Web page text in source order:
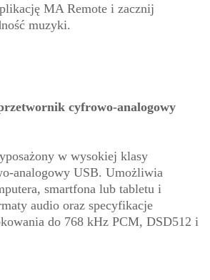
MA Remote i zacznij
muzyki.
cyfrowo-analogowy
w wysokiej klasy
analogowy USB. Umożliwia
smartfona lub tabletu i
audio oraz specyfikacje
do 768 kHz PCM, DSD512 i